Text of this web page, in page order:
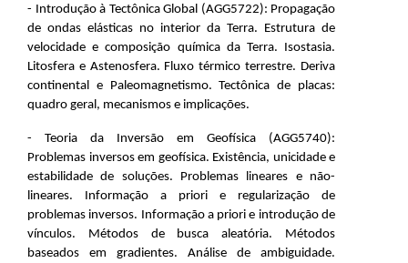
- Introdução à Tectônica Global (AGG5722): Propagação
de ondas elásticas no interior da Terra. Estrutura de
velocidade e composição química da Terra. Isostasia.
Litosfera e Astenosfera. Fluxo térmico terrestre. Deriva
continental e Paleomagnetismo. Tectônica de placas:
quadro geral, mecanismos e implicações.
- Teoria da Inversão em Geofísica (AGG5740):
Problemas inversos em geofísica. Existência, unicidade e
estabilidade de soluções. Problemas lineares e não-
lineares. Informação a priori e regularização de
problemas inversos. Informação a priori e introdução de
vínculos. Métodos de busca aleatória. Métodos
baseados em gradientes. Análise de ambiguidade.